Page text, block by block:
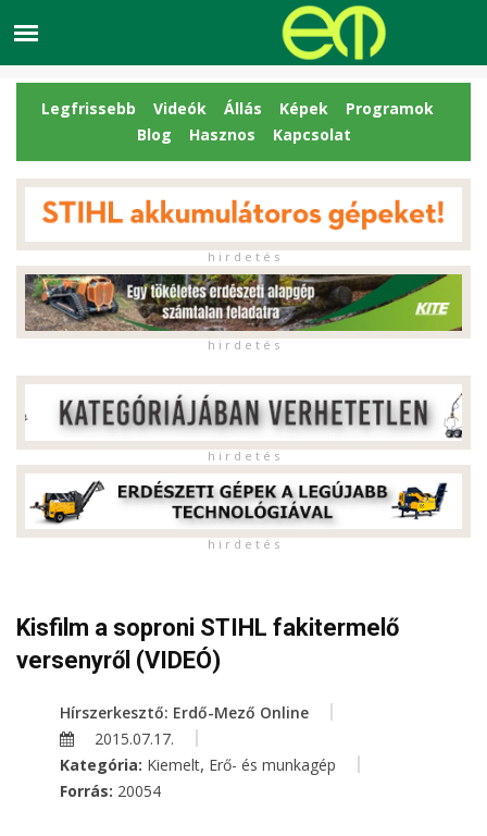
Legfrissebb Videók Állás Képek
Programok
Blog
Hasznos Kapcsolat
h i r d e t é s
h i r d e t é s
h i r d e t é s
h i r d e t é s
Kisfilm a soproni STIHL fakitermelő
versenyről (VIDEÓ)
Hírszerkesztő: Erdő-Mező Online
2015.07.17.
Kategória: Kiemelt, Erő- és munkagép
Forrás: 20054